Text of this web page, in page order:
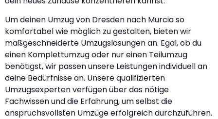
Um deinen Umzug von Dresden nach Murcia so
komfortabel wie möglich zu gestalten, bieten wir
maßgeschneiderte Umzugslösungen an. Egal, ob du
einen Komplettumzug oder nur einen Teilumzug
benötigst, wir passen unsere Leistungen individuell an
deine Bedürfnisse an. Unsere qualifizierten
Umzugsexperten verfügen über das nötige
Fachwissen und die Erfahrung, um selbst die
anspruchsvollsten Umzüge erfolgreich durchzuführen.